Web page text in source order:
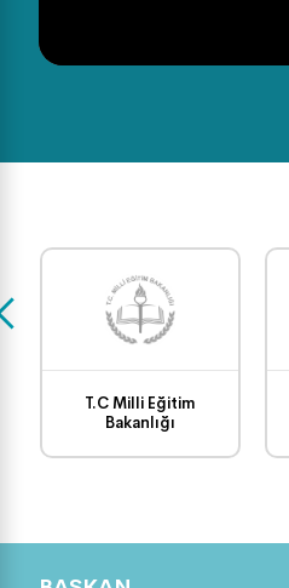
T.C Milli Eğitim
Bakanlığı